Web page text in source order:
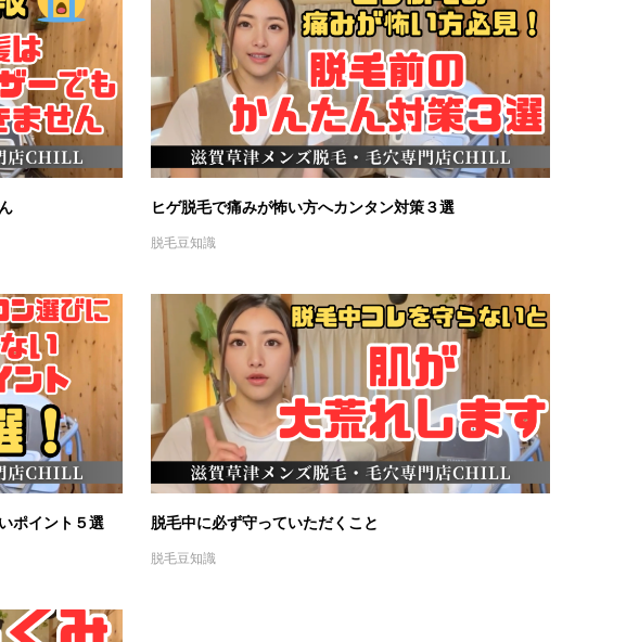
ヒゲ脱毛で痛みが怖い方へカンタン対策３選
脱毛豆知識
ポイント５選 脱毛中に必ず守っていただくこと
脱毛豆知識